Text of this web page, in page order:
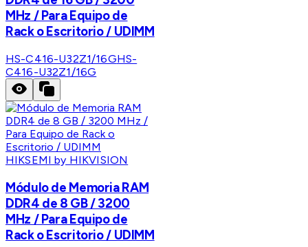
MHz / Para Equipo de
Rack o Escritorio / UDIMM
HS-C416-U32Z1/16GHS-
C416-U32Z1/16G
HIKSEMI by HIKVISION
Módulo de Memoria RAM
DDR4 de 8 GB / 3200
MHz / Para Equipo de
Rack o Escritorio / UDIMM